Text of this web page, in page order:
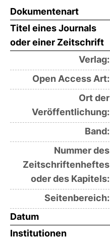
Dokumentenart
Titel eines Journals
oder einer Zeitschrift
Verlag:
Open Access Art:
Ort der
Veröffentlichung:
Band:
Nummer des
Zeitschriftenheftes
oder des Kapitels:
Seitenbereich:
Datum
Institutionen